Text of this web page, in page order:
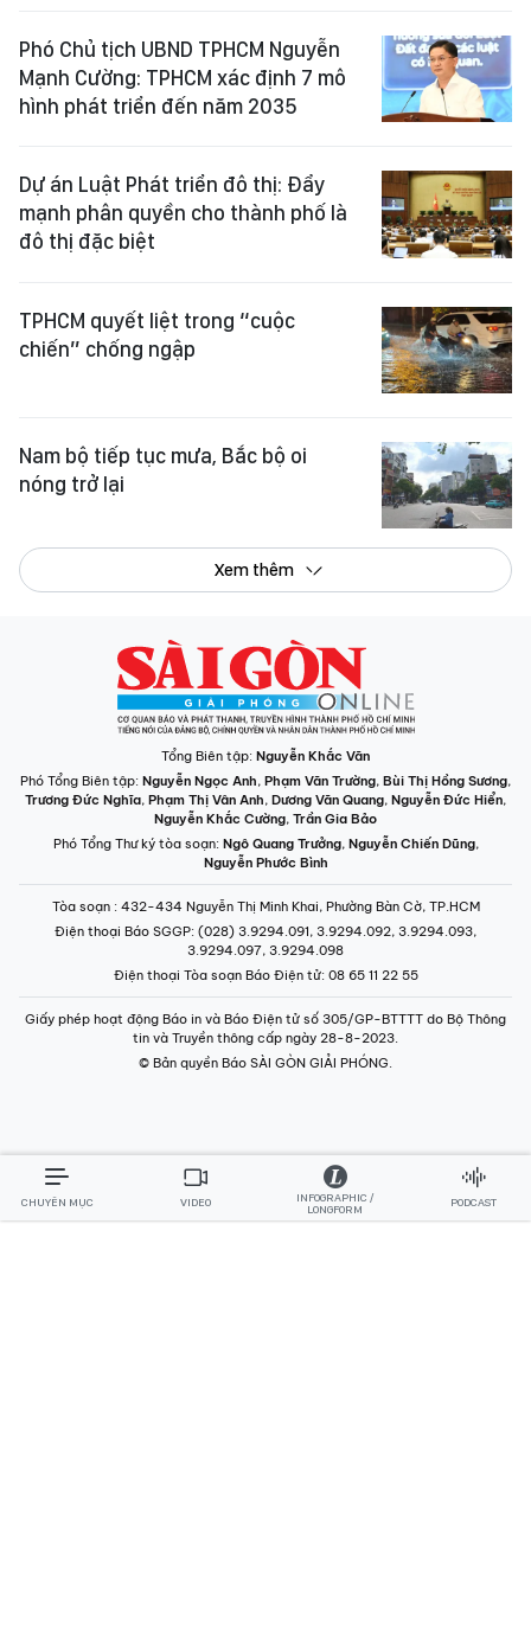
Phó Chủ tịch UBND TPHCM Nguyễn
Mạnh Cường: TPHCM xác định 7 mô
hình phát triển đến năm 2035
Dự án Luật Phát triển đô thị: Đẩy
mạnh phân quyền cho thành phố là
đô thị đặc biệt
TPHCM quyết liệt trong “cuộc
chiến” chống ngập
Nam bộ tiếp tục mưa, Bắc bộ oi
nóng trở lại
Xem thêm
Tổng Biên tập: Nguyễn Khắc Văn
Phó Tổng Biên tập: Nguyễn Ngọc Anh, Phạm Văn Trường, Bùi Thị Hồng Sương,
Trương Đức Nghĩa, Phạm Thị Vân Anh, Dương Văn Quang, Nguyễn Đức Hiển,
Nguyễn Khắc Cường, Trần Gia Bảo
Phó Tổng Thư ký tòa soạn: Ngô Quang Trưởng, Nguyễn Chiến Dũng,
Nguyễn Phước Bình
Tòa soạn : 432-434 Nguyễn Thị Minh Khai, Phường Bàn Cờ, TP.HCM
Điện thoại Báo SGGP: (028) 3.9294.091, 3.9294.092, 3.9294.093,
3.9294.097, 3.9294.098
Điện thoại Tòa soạn Báo Điện tử: 08 65 11 22 55
Giấy phép hoạt động Báo in và Báo Điện tử số 305/GP-BTTTT do Bộ Thông
tin và Truyền thông cấp ngày 28-8-2023.
© Bản quyền Báo SÀI GÒN GIẢI PHÓNG.
CHUYÊN MỤC VIDEO
INFOGRAPHIC /
LONGFORM
PODCAST